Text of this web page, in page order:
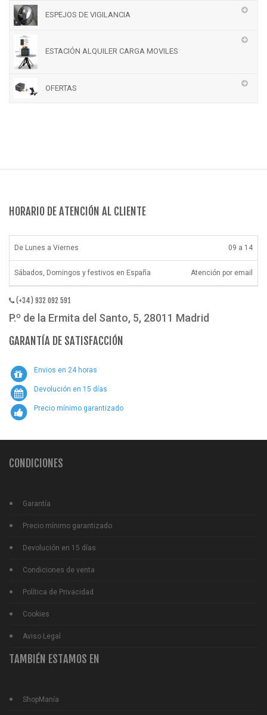
ESPEJOS DE VIGILANCIA
ESTACIÓN ALQUILER CARGA MOVILES
OFERTAS
HORARIO DE ATENCIÓN AL CLIENTE
De Lunes a Viernes 09 a 14
Sábados, Domingos y festivos en España Atención por email
(+34) 932 092 591
P.º de la Ermita del Santo, 5, 28011 Madrid
GARANTÍA DE SATISFACCIÓN
Envios en 24 horas
Devolución en 15 días
Precio mínimo garantizado
CONDICIONES
Garantía
Precio mínimo garantizado
Devolución en 15 días
Condiciones de venta
Política de Privacidad
Cookies
Aviso Legal
TAMBIÉN ESTAMOS EN
ShopManía